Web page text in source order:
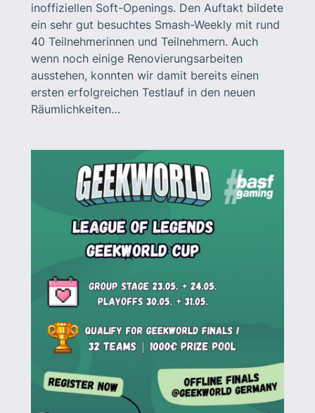
inoffiziellen Soft-Openings. Den Auftakt bildete
ein sehr gut besuchtes Smash-Weekly mit rund
40 Teilnehmerinnen und Teilnehmern. Auch
wenn noch einige Renovierungsarbeiten
ausstehen, konnten wir damit bereits einen
ersten erfolgreichen Testlauf in den neuen
Räumlichkeiten…